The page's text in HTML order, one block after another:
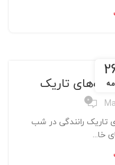
مه تاریک
0
تاریک رانندگی در شب
خا...